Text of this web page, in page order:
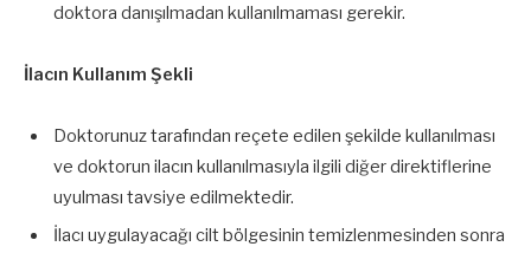
doktora danışılmadan kullanılmaması gerekir.
İlacın Kullanım Şekli
Doktorunuz tarafından reçete edilen şekilde kullanılması
ve doktorun ilacın kullanılmasıyla ilgili diğer direktiflerine
uyulması tavsiye edilmektedir.
İlacı uygulayacağı cilt bölgesinin temizlenmesinden sonra